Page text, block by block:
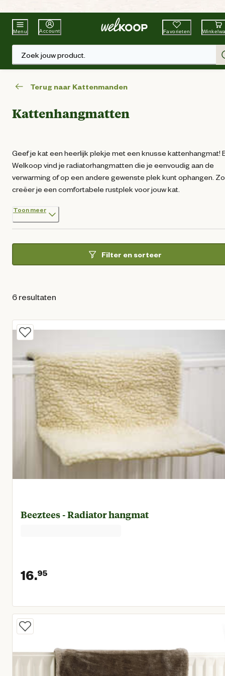
Beste WinkelketenTuin & Dier
Menu Account Favorieten
Zoek jouw product.
Terug naar Kattenmanden
Kattenhangmatten
Geef je kat een heerlijk plekje met een knusse kattenhangmat!
Welkoop vind je radiatorhangmatten die je eenvoudig aan de
verwarming of op een andere gewenste plek kunt ophangen. Zo
creëer je een comfortabele rustplek voor jouw kat.
Toon meer
Filter en sorteer
6 resultaten
Beeztees - Radiator hangmat
16.95
Huidige prijs € 16,95